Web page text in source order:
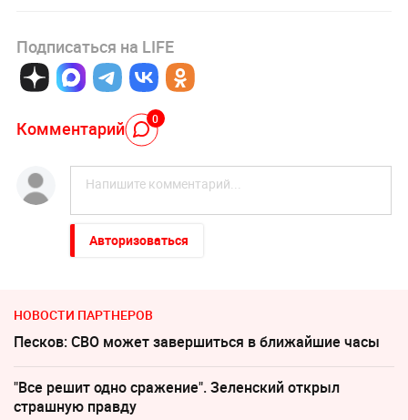
Подписаться на LIFE
Комментарий 0
Авторизоваться
НОВОСТИ ПАРТНЕРОВ
Песков: СВО может завершиться в ближайшие часы
"Все решит одно сражение". Зеленский открыл
страшную правду